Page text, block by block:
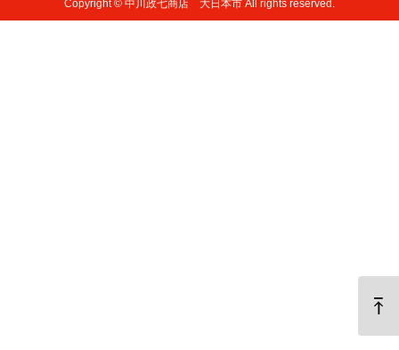
Copyright © 中川政七商店 大日本市 All rights reserved.